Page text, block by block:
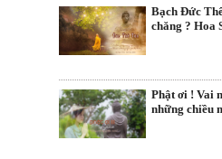
Bạch Đức
chăng ? Hoa
Phật ơi ! Vai
những chiều